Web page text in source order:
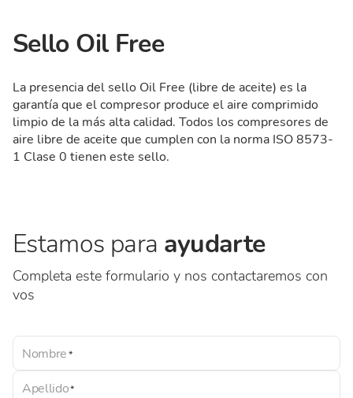
Sello Oil Free
La presencia del sello Oil Free (libre de aceite) es la
garantía que el compresor produce el aire comprimido
limpio de la más alta calidad. Todos los compresores de
aire libre de aceite que cumplen con la norma ISO 8573-
1 Clase 0 tienen este sello.
Estamos para ayudarte
Completa este formulario y nos contactaremos con
vos
Nombre
Apellido